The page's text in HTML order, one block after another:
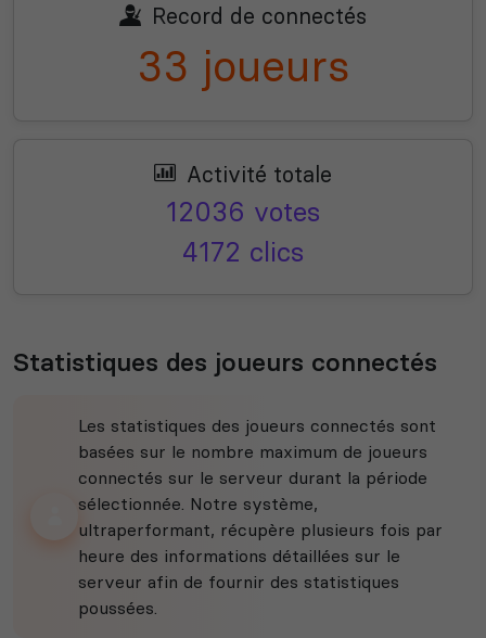
Record de connectés
33 joueurs
Activité totale
12036 votes
4172 clics
Statistiques des joueurs connectés
Les statistiques des joueurs connectés sont
basées sur le nombre maximum de joueurs
connectés sur le serveur durant la période
sélectionnée. Notre système,
ultraperformant, récupère plusieurs fois par
heure des informations détaillées sur le
serveur afin de fournir des statistiques
poussées.